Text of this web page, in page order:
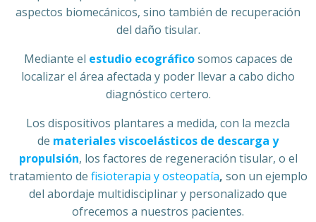
aspectos biomecánicos, sino también de recuperación
del daño tisular.
Mediante el estudio ecográficosomos capaces de
localizar el área afectada y poder llevar a cabo dicho
diagnóstico certero.
Los dispositivos plantares a medida, con la mezcla
de materiales viscoelásticos de descarga y
propulsión, los factores de regeneración tisular, o el
tratamiento de fisioterapia y osteopatía, son un ejemplo
del abordaje multidisciplinar y personalizado que
ofrecemos a nuestros pacientes.